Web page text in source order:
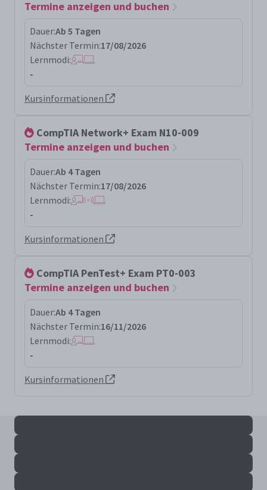
Termine anzeigen und buchen
Dauer:Ab 5 Tagen
Nächster Termin:17/08/2026
Lernmodi:
-
Kursinformationen
CompTIA Network+ Exam N10-009
Termine anzeigen und buchen
Dauer:Ab 4 Tagen
Nächster Termin:17/08/2026
Lernmodi:
-
Kursinformationen
CompTIA PenTest+ Exam PT0-003
Termine anzeigen und buchen
Dauer:Ab 4 Tagen
Nächster Termin:16/11/2026
Lernmodi:
-
Kursinformationen
Alle ctsecai+ Ergebnisse